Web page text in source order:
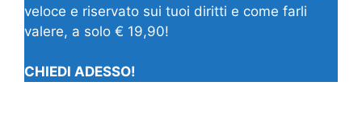
veloce e riservato sui tuoi diritti e come farli
valere, a solo € 19,90!
CHIEDI ADESSO!